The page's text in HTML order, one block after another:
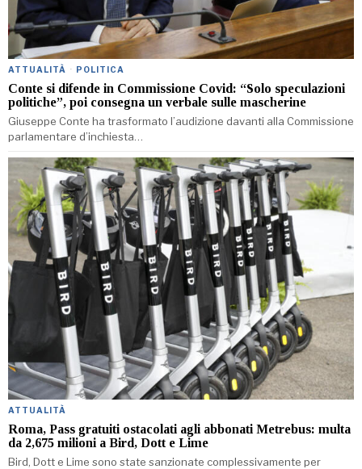
ATTUALITÀ · POLITICA
Conte si difende in Commissione Covid: “Solo speculazioni
politiche”, poi consegna un verbale sulle mascherine
Giuseppe Conte ha trasformato l’audizione davanti alla Commissione
parlamentare d’inchiesta…
ATTUALITÀ
Roma, Pass gratuiti ostacolati agli abbonati Metrebus: multa
da 2,675 milioni a Bird, Dott e Lime
Bird, Dott e Lime sono state sanzionate complessivamente per